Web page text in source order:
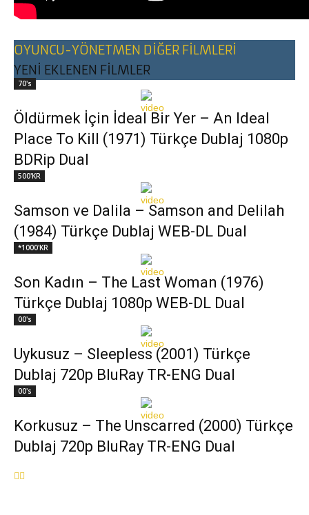
OYUNCU-YÖNETMEN DİĞER FİLMLERİ
YENİ EKLENEN FİLMLER
70's
Öldürmek İçin İdeal Bir Yer – An Ideal
Place To Kill (1971) Türkçe Dublaj 1080p
BDRip Dual
500'KR
Samson ve Dalila – Samson and Delilah
(1984) Türkçe Dublaj WEB-DL Dual
*1000'KR
Son Kadın – The Last Woman (1976)
Türkçe Dublaj 1080p WEB-DL Dual
00's
Uykusuz – Sleepless (2001) Türkçe
Dublaj 720p BluRay TR-ENG Dual
00's
Korkusuz – The Unscarred (2000) Türkçe
Dublaj 720p BluRay TR-ENG Dual